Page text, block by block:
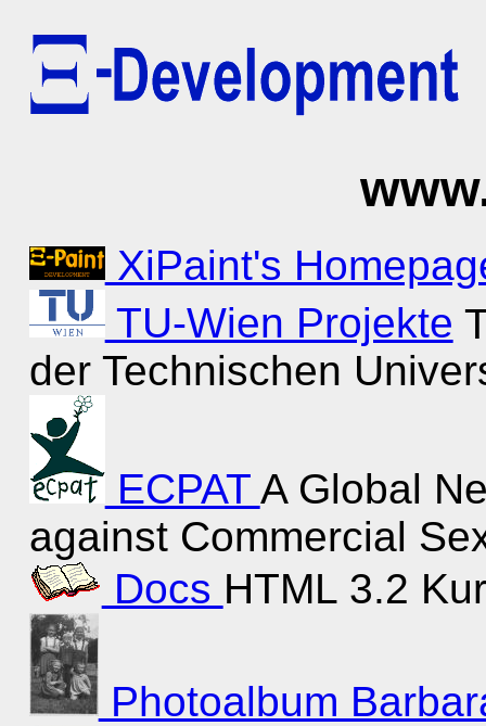
XiPaint's
TU-Wien Projekte
der Technischen
ECPAT A Global
against Commercial
Docs HTML 3.2
Photoalbum